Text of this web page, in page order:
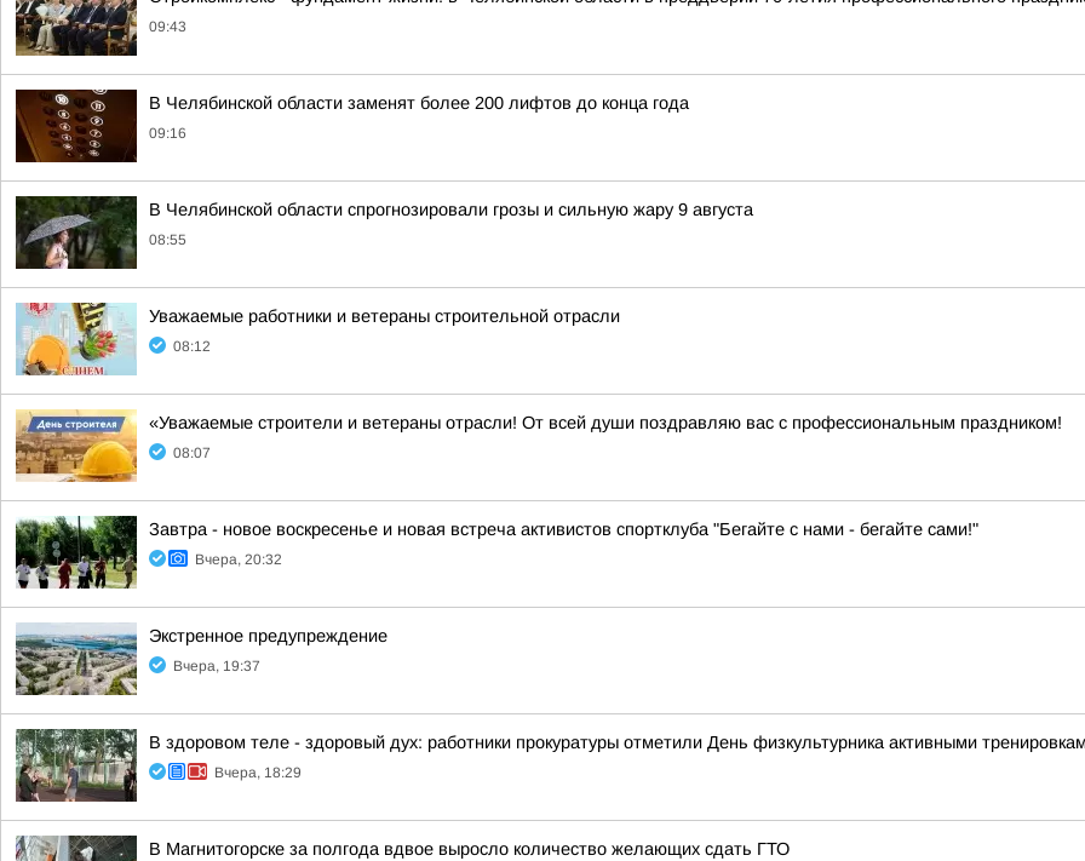
09:43
В Челябинской области заменят более 200 лифтов до конца года
09:16
В Челябинской области спрогнозировали грозы и сильную жару 9 августа
08:55
Уважаемые работники и ветераны строительной отрасли
08:12
«Уважаемые строители и ветераны отрасли! От всей души поздравляю вас с профессиональным праздником!
08:07
Завтра - новое воскресенье и новая встреча активистов спортклуба "Бегайте с нами - бегайте сами!"
Вчера, 20:32
Экстренное предупреждение
Вчера, 19:37
В здоровом теле - здоровый дух: работники прокуратуры отметили День физкультурника активными
Вчера, 18:29
В Магнитогорске за полгода вдвое выросло количество желающих сдать ГТО